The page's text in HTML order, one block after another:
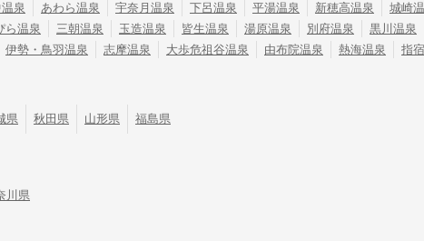
泉 あわら温泉 宇奈月温泉 下呂温泉 平湯温泉 新穂高温泉
城崎
ら温泉 三朝温泉 玉造温泉 皆生温泉 湯原温泉 別府温泉
黒川温泉
伊勢・鳥羽温泉 志摩温泉 大歩危祖谷温泉 由布院温泉 熱海温泉 指
県 秋田県 山形県 福島県
川県